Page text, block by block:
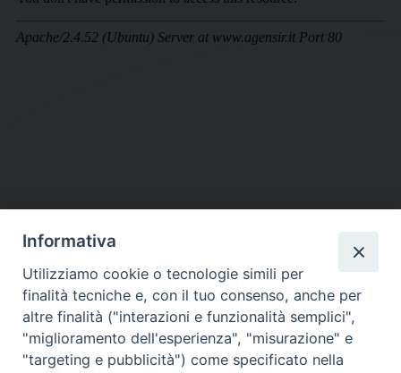
DIOCESI SUBURBICARIA DI ALBANO
Contatti:Tel.: 06.93268401 - Fax.: 06.9323844
E-mail:curia@diocesidialbano.it
Orari: dal Lunedì al Venerdì Ore: 9:00 - 13:00
Informativa
Utilizziamo cookie o tecnologie simili per
finalità tecniche e, con il tuo consenso, anche per
altre finalità ("interazioni e funzionalità semplici",
"miglioramento dell'esperienza", "misurazione" e
"targeting e pubblicità") come specificato nella